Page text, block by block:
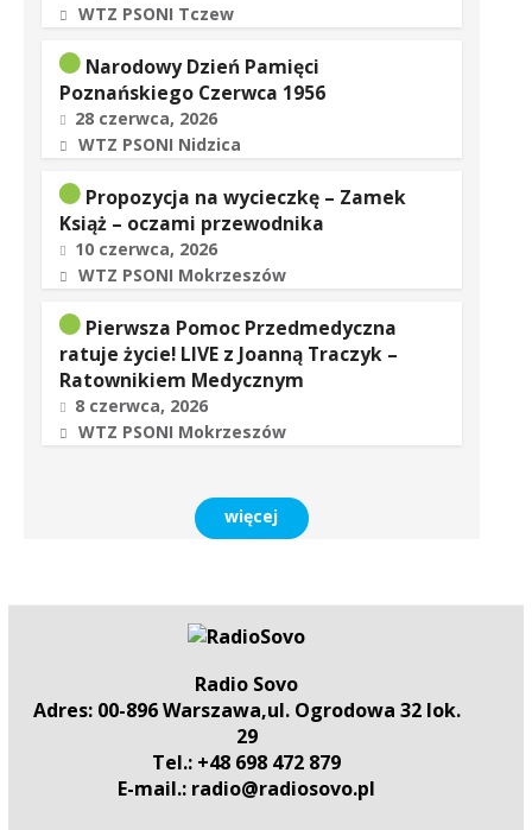
WTZ PSONI Tczew
Narodowy Dzień Pamięci
Poznańskiego Czerwca 1956
28 czerwca, 2026
WTZ PSONI Nidzica
Propozycja na wycieczkę – Zamek
Książ – oczami przewodnika
10 czerwca, 2026
WTZ PSONI Mokrzeszów
Pierwsza Pomoc Przedmedyczna
ratuje życie! LIVE z Joanną Traczyk –
Ratownikiem Medycznym
8 czerwca, 2026
WTZ PSONI Mokrzeszów
więcej
Radio Sovo
Adres: 00-896 Warszawa,ul. Ogrodowa 32 lok.
29
Tel.: +48 698 472 879
E-mail.: radio@radiosovo.pl